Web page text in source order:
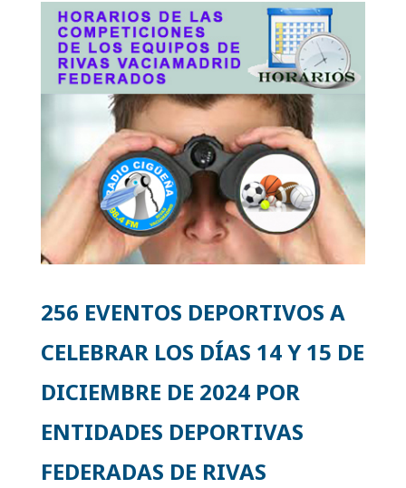
256 EVENTOS DEPORTIVOS A
CELEBRAR LOS DÍAS 14 Y 15 DE
DICIEMBRE DE 2024 POR
ENTIDADES DEPORTIVAS
FEDERADAS DE RIVAS